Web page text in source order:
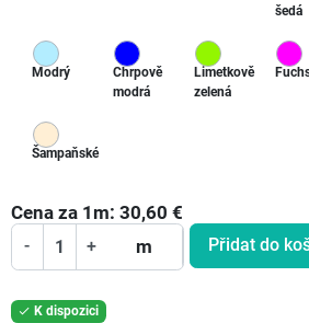
šedá
Modrý
Chrpově
modrá
Limetkově
zelená
Šampaňské
Cena za 1 m: 30,60 €
- + m Přidat do
 K dispozici